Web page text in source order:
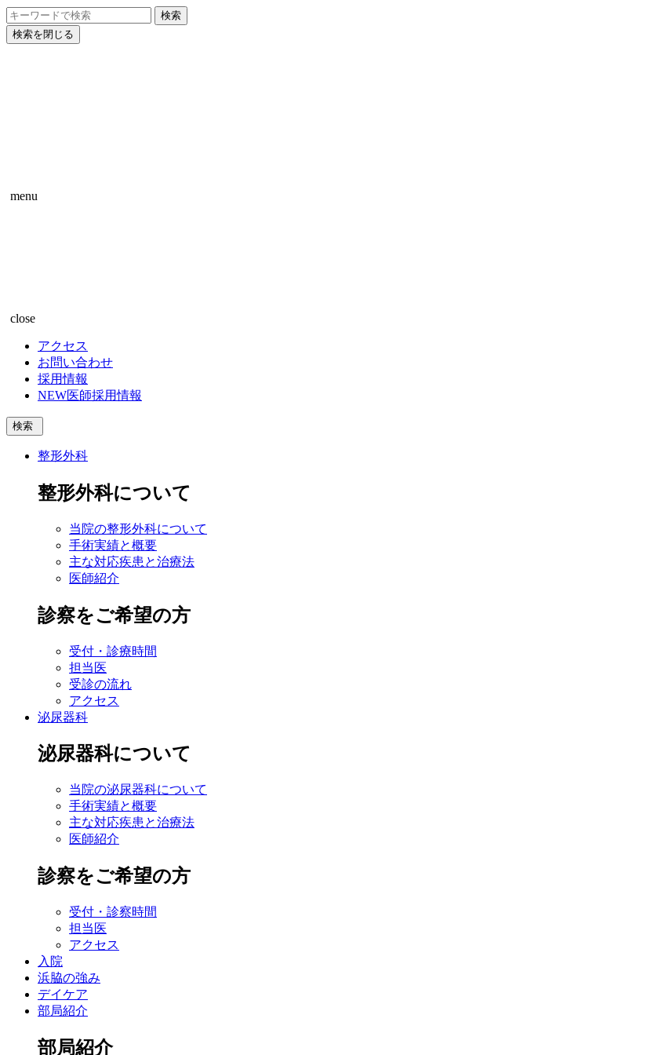
検索を閉じる
menu
close
アクセス
お問い合わせ
採用情報
NEW医師採用情報
検索
整形外科
整形外科について
当院の整形外科について
手術実績と概要
主な対応疾患と治療法
医師紹介
診察をご希望の方
受付・診療時間
担当医
受診の流れ
アクセス
泌尿器科
泌尿器科について
当院の泌尿器科について
手術実績と概要
主な対応疾患と治療法
医師紹介
診察をご希望の方
受付・診察時間
担当医
アクセス
入院
浜脇の強み
デイケア
部局紹介
部局紹介